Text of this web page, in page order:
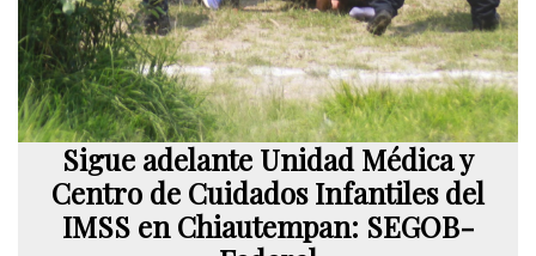
Sigue adelante Unidad Médica y
Centro de Cuidados Infantiles del
IMSS en Chiautempan: SEGOB-